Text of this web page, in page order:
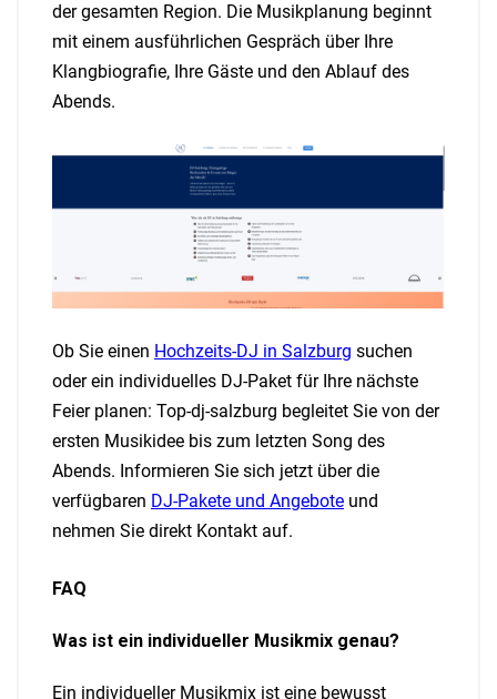
der gesamten Region. Die Musikplanung beginnt
mit einem ausführlichen Gespräch über Ihre
Klangbiografie, Ihre Gäste und den Ablauf des
Abends.
Ob Sie einen Hochzeits-DJ in Salzburg suchen
oder ein individuelles DJ-Paket für Ihre nächste
Feier planen: Top-dj-salzburg begleitet Sie von der
ersten Musikidee bis zum letzten Song des
Abends. Informieren Sie sich jetzt über die
verfügbaren DJ-Pakete und Angebote und
nehmen Sie direkt Kontakt auf.
FAQ
Was ist ein individueller Musikmix genau?
Ein individueller Musikmix ist eine bewusst